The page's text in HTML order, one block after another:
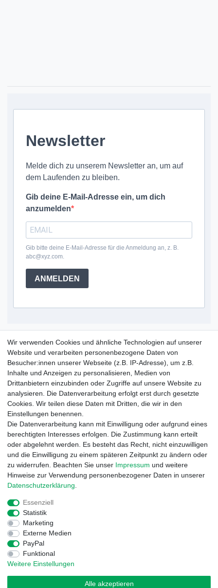
Newsletter
Melde dich zu unserem Newsletter an, um auf
dem Laufenden zu bleiben.
Gib deine E-Mail-Adresse ein, um dich
anzumelden
Gib bitte deine E-Mail-Adresse für die Anmeldung an, z. B.
abc@xyz.com.
ANMELDEN
Service Hotline
+49 (0) 52 50 / 99 290 30
Montag - Freitag, 09:00 - 15:30
Informationen
Zahlung und Versand
Garantieerklärung
Info Reklamationen
Batteriegesetz
Vertrag widerrufen
Widerrufs­recht
Wir verwenden Cookies und ähnliche Technologien auf unserer
Website und verarbeiten personenbezogene Daten von
Besucher:innen unserer Webseite (z.B. IP-Adresse), um z.B.
Inhalte und Anzeigen zu personalisieren, Medien von
Drittanbietern einzubinden oder Zugriffe auf unsere Website zu
analysieren. Die Datenverarbeitung erfolgt erst durch gesetzte
Cookies. Wir teilen diese Daten mit Dritten, die wir in den
Einstellungen benennen.
Die Datenverarbeitung kann mit Einwilligung oder aufgrund eines
berechtigten Interesses erfolgen. Die Zustimmung kann erteilt
oder abgelehnt werden. Es besteht das Recht, nicht einzuwilligen
und die Einwilligung zu einem späteren Zeitpunkt zu ändern oder
zu widerrufen. Beachten Sie unser Impressum und weitere
Hinweise zur Verwendung personenbezogener Daten in unserer
Daten­schutz­erklärung
Essenziell
Statistik
Marketing
Externe Medien
PayPal
Funktional
Weitere Einstellungen
Alle akzeptieren